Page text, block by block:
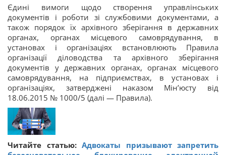
Єдині вимоги щодо створення управлінських
документів і роботи зі службовими документами, а
також порядок їх архівного зберігання в державних
органах, органах місцевого самоврядування, в
установах і організаціях встановлюють Правила
організації діловодства та архівного зберігання
документів у державних органах, органах місцевого
самоврядування, на підприємствах, в установах і
організаціях, затверджені наказом Мін’юсту від
18.06.2015 № 1000/5 (далі — Правила).
Читайте статью: Адвокаты призывают запретить